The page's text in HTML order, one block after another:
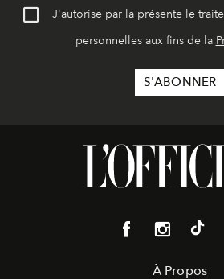
J'autorise par la présente le
personnelles aux fins de la
À Propos